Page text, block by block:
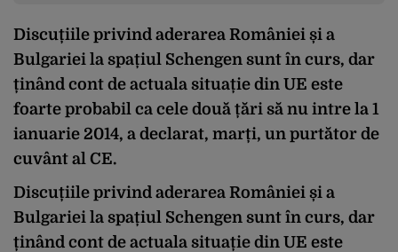
Discuțiile privind aderarea României și a
Bulgariei la spațiul Schengen sunt în curs, dar
ținând cont de actuala situație din UE este
foarte probabil ca cele două țări să nu intre la 1
ianuarie 2014, a declarat, marți, un purtător de
cuvânt al CE.
Discuțiile privind aderarea României și a
Bulgariei la spațiul Schengen sunt în curs, dar
ținând cont de actuala situație din UE este